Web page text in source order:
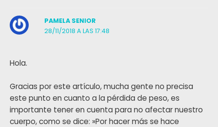
PAMELA SENIOR
28/11/2018 A LAS 17:48
Hola.
Gracias por este artículo, mucha gente no precisa
este punto en cuanto a la pérdida de peso, es
importante tener en cuenta para no afectar nuestro
cuerpo, como se dice: »Por hacer más se hace